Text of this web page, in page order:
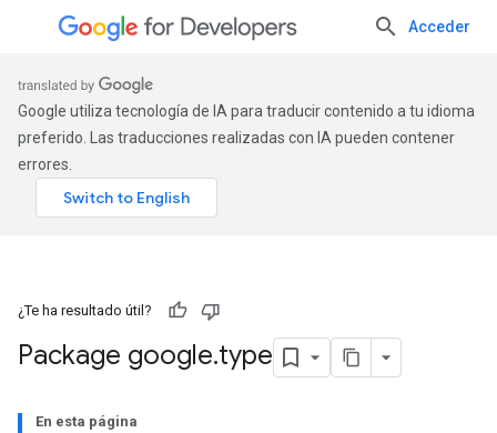
Acceder
Google utiliza tecnología de IA para traducir contenido a tu idioma
preferido. Las traducciones realizadas con IA pueden contener
errores.
¿Te ha resultado útil?
Package google.type
En esta página